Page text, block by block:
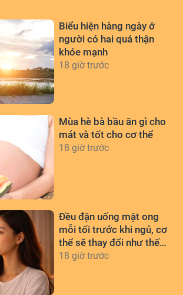
Biểu hiện hàng ngày ở
người có hai quả thận
khỏe mạnh
18 giờ trước
Mùa hè bà bầu ăn gì cho
mát và tốt cho cơ thể
18 giờ trước
Đều đặn uống mật ong
mỗi tối trước khi ngủ, cơ
thể sẽ thay đổi như thế
nào?
18 giờ trước